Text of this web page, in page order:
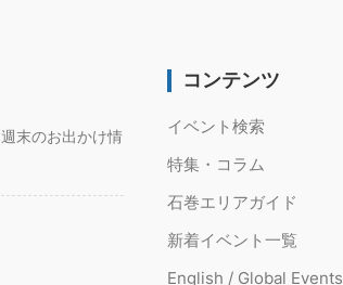
末のお出かけ情
コンテンツ
イベント検索
特集・コラム
石巻エリアガイド
新着イベント一覧
English / Global Events